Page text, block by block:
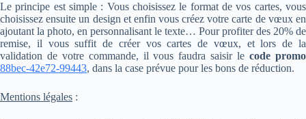
Le principe est simple : Vous choisissez le format de vos cartes, vous
choisissez ensuite un design et enfin vous créez votre carte de vœux en
ajoutant la photo, en personnalisant le texte… Pour profiter des 20% de
remise, il vous suffit de créer vos cartes de vœux, et lors de la
validation de votre commande, il vous faudra saisir lecode promo
88bec-42e72-99443, dans la case prévue pour les bons de réduction.
Mentions légales :